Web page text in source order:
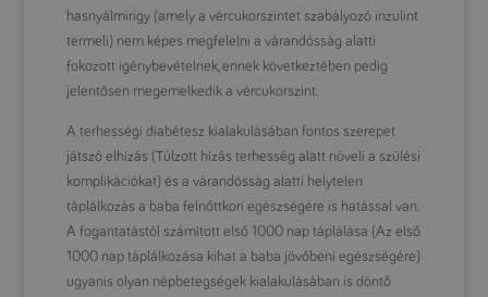
hasnyálmirigy (amely a vércukorszintet szabályozó inzulint
termeli) nem képes megfelelni a várandósság alatti
fokozott igénybevételnek, ennek következtében pedig
jelentősen megemelkedik a vércukorszint.
A terhességi diabétesz kialakulásában fontos szerepet
játszó elhízás (Túlzott hízás terhesség alatt növeli a szülési
komplikációkat) és a várandósság alatti helytelen
táplálkozás a baba felnőttkori egészségére is hatással van.
A fogantatástól számított első 1000 nap táplálása (Az első
1000 nap táplálkozása kihat a baba jövőbeni egészségére)
ugyanis olyan népbetegségek kialakulásában is döntő